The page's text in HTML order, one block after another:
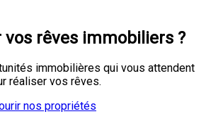
vos rêves immobiliers ?
immobilières qui vous attendent
réaliser vos rêves.
nos propriétés